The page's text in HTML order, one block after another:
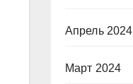
Апрель 2024
Март 2024